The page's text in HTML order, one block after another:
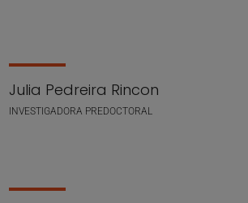
Julia Pedreira Rincon
INVESTIGADORA PREDOCTORAL